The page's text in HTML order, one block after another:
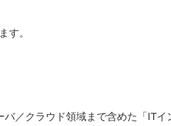
す。
／クラウド領域まで含めた「ITイ